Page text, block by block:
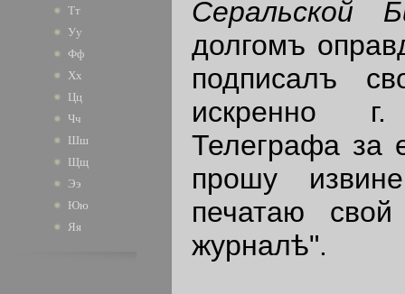
Тт
Уу
Фф
Хх
Цц
Чч
Шш
Щщ
Ээ
Юю
Яя
Серальской
долгомъ
подписалъ
искренно
Телеграфа за
прошу
печатаю
журналѣ".